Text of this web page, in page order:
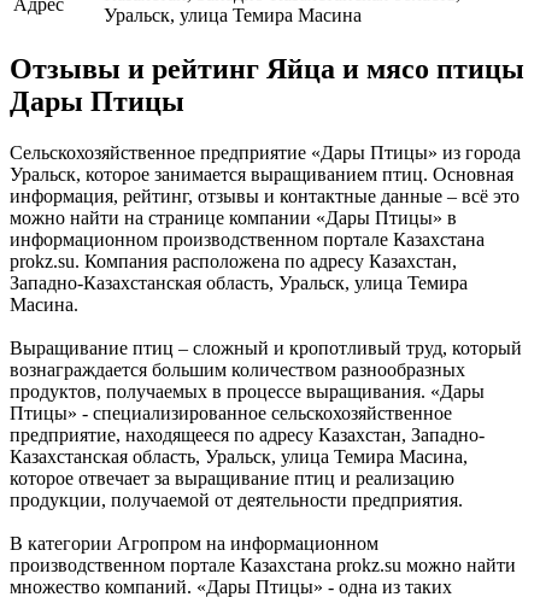
Уральск, улица Темира Масина
Отзывы и рейтинг Яйца и мясо птицы
Дары Птицы
Сельскохозяйственное предприятие «Дары Птицы» из города
Уральск, которое занимается выращиванием птиц. Основная
информация, рейтинг, отзывы и контактные данные – всё это
можно найти на странице компании «Дары Птицы» в
информационном производственном портале Казахстана
prokz.su. Компания расположена по адресу Казахстан,
Западно-Казахстанская область, Уральск, улица Темира
Масина.
Выращивание птиц – сложный и кропотливый труд, который
вознаграждается большим количеством разнообразных
продуктов, получаемых в процессе выращивания. «Дары
Птицы» - специализированное сельскохозяйственное
предприятие, находящееся по адресу Казахстан, Западно-
Казахстанская область, Уральск, улица Темира Масина,
которое отвечает за выращивание птиц и реализацию
продукции, получаемой от деятельности предприятия.
В категории Агропром на информационном
производственном портале Казахстана prokz.su можно найти
множество компаний. «Дары Птицы» - одна из таких